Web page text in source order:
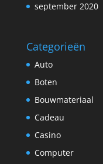
september 2020
Categorieën
Auto
Boten
Bouwmateriaal
Cadeau
Casino
Computer